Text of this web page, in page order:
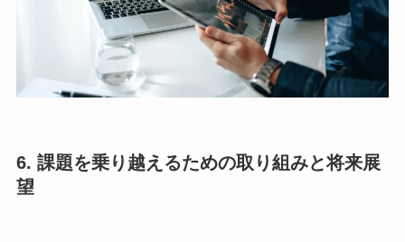
6. 課題を乗り越えるための取り組みと将来展
望